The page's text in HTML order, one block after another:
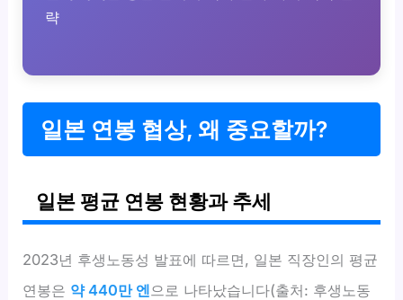
략
일본 연봉 협상, 왜 중요할까?
일본 평균 연봉 현황과 추세
2023년 후생노동성 발표에 따르면, 일본 직장인의 평균
연봉은 약 440만 엔으로 나타났습니다(출처: 후생노동